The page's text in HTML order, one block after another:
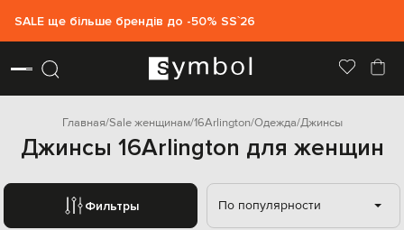
SALE ще більше брендів до -50% SS`26
Главная Sale женщинам 16Arlington Одежда Джинсы
Джинсы 16Arlington для женщин
Фильтры По популярности